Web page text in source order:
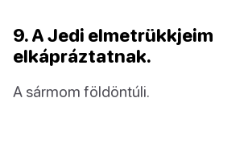
9. A Jedi elmetrükkjeim
elkápráztatnak.
A sármom földöntúli.